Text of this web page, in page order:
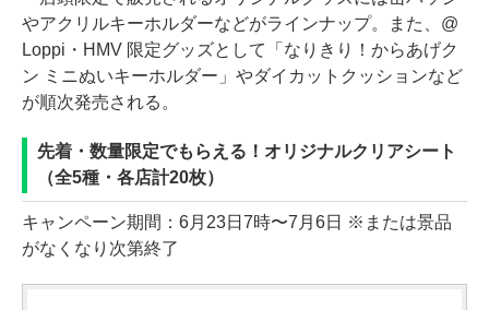
やアクリルキーホルダーなどがラインナップ。また、@
Loppi・HMV 限定グッズとして「なりきり！からあげク
ン ミニぬいキーホルダー」やダイカットクッションなど
が順次発売される。
先着・数量限定でもらえる！オリジナルクリアシート
（全5種・各店計20枚）
キャンペーン期間：6月23日7時〜7月6日 ※または景品
がなくなり次第終了